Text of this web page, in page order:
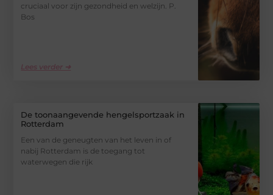
cruciaal voor zijn gezondheid en welzijn. P.
Bos
Lees verder ➜
De toonaangevende hengelsportzaak in
Rotterdam
Een van de geneugten van het leven in of
nabij Rotterdam is de toegang tot
waterwegen die rijk